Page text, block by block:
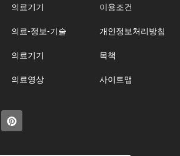
의료기기
의료-정보-기술
의료기기
의료영상
이용조건
개인정보처리방침
목책
사이트맵